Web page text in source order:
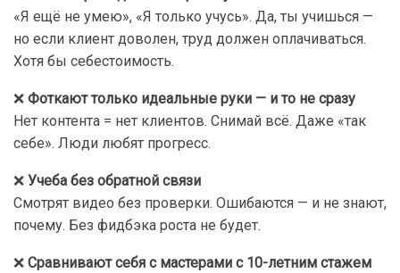
«Я ещё не умею», «Я только учусь». Да, ты учишься —
но если клиент доволен, труд должен оплачиваться.
Хотя бы себестоимость.
❌ Фоткают только идеальные руки — и то не сразу
Нет контента = нет клиентов. Снимай всё. Даже «так
себе». Люди любят прогресс.
❌ Учеба без обратной связи
Смотрят видео без проверки. Ошибаются — и не знают,
почему. Без фидбэка роста не будет.
❌ Сравнивают себя с мастерами с 10-летним стажем